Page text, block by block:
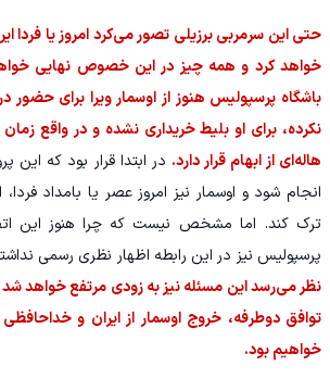
حتی این سرمربی برزیلی تصور می‌کرد امروز یا فردا
خواهد کرد و همه چیز در این خصوص نهایی
باشگاه پرسپولیس هنوز از اوسمار ویرا برای
نکرده، برای او بلیط خریداری نشده و در واقع زمان
هاله‌ای از ابهام قرار دارد.
انجام شود و اوسمار نیز امروز عصر یا بامداد
ترک کند. اما مشخص نیست که چرا هنوز این
پرسپولیس نیز در این رابطه اظهار نظری رسمی
نظر می‌رسد این مسئله نیز به زودی مرتفع خواهد
توافق دوطرفه، خروج اوسمار از ایران و
خواهیم بود.